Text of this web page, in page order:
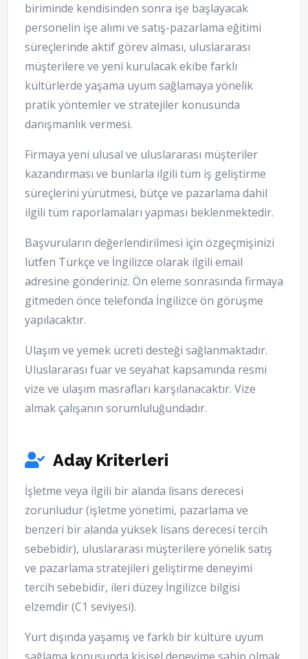
biriminde kendisinden sonra işe başlayacak
personelin işe alımı ve satış-pazarlama eğitimi
süreçlerinde aktif görev alması, uluslararası
müşterilere ve yeni kurulacak ekibe farklı
kültürlerde yaşama uyum sağlamaya yönelik
pratik yöntemler ve stratejiler konusunda
danışmanlık vermesi.
Firmaya yeni ulusal ve uluslararası müşteriler
kazandırması ve bunlarla ilgili tüm iş geliştirme
süreçlerini yürütmesi, bütçe ve pazarlama dahil
ilgili tüm raporlamaları yapması beklenmektedir.
Başvuruların değerlendirilmesi için özgeçmişinizi
lütfen Türkçe ve İngilizce olarak ilgili email
adresine gönderiniz. Ön eleme sonrasında firmaya
gitmeden önce telefonda İngilizce ön görüşme
yapılacaktır.
Ulaşım ve yemek ücreti desteği sağlanmaktadır.
Uluslararası fuar ve seyahat kapsamında resmi
vize ve ulaşım masrafları karşılanacaktır. Vize
almak çalışanın sorumluluğundadır.
Aday Kriterleri
İşletme veya ilgili bir alanda lisans derecesi
zorunludur (işletme yönetimi, pazarlama ve
benzeri bir alanda yüksek lisans derecesi tercih
sebebidir), uluslararası müşterilere yönelik satış
ve pazarlama stratejileri geliştirme deneyimi
tercih sebebidir, ileri düzey İngilizce bilgisi
elzemdir (C1 seviyesi).
Yurt dışında yaşamış ve farklı bir kültüre uyum